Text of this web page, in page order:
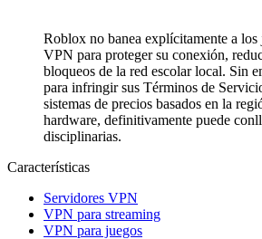
Roblox no banea explícitamente a los
VPN para proteger su conexión,
bloqueos de la red escolar local. Sin
para infringir sus Términos de
sistemas de precios basados en la
hardware, definitivamente puede
disciplinarias.
Características
Servidores VPN
VPN para streaming
VPN para juegos